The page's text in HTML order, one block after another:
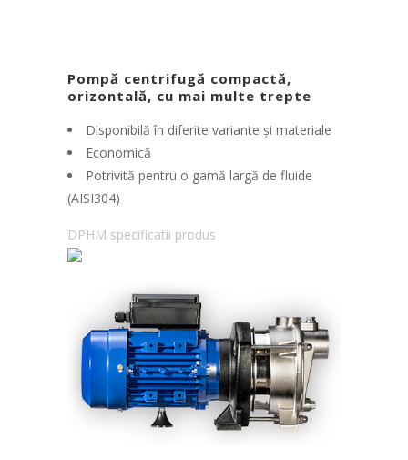
Pompă centrifugă compactă,
orizontală, cu mai multe trepte
Disponibilă în diferite variante și materiale
Economică
Potrivită pentru o gamă largă de fluide
(AISI304)
DPHM specificatii produs